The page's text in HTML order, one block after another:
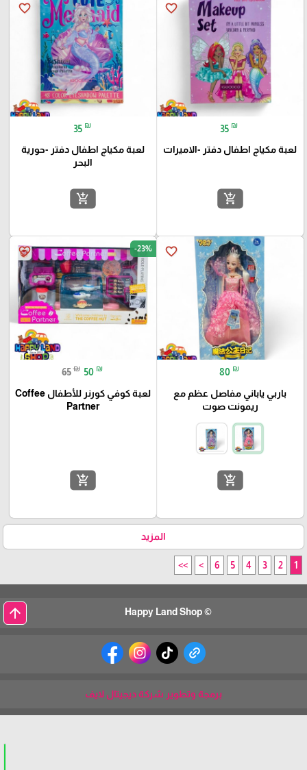
favorite_border
35 ₪
لعبة مكياج اطفال دفتر -الاميرات
add_shopping_cart
favorite_border
35 ₪
لعبة مكياج اطفال دفتر -حورية
البحر
add_shopping_cart
favorite_border
80 ₪
باربي ياباني مفاصل عظم مع
ريمونت صوت
add_shopping_cart
favorite_border -23%
65 ₪ 50 ₪
لعبة كوفي كورنر للأطفال Coffee
Partner
add_shopping_cart
المزيد
1
2
3
4
5
6
>
>>
© Happy Land Shop
arrow_upward
برمجة وتطوير شركة ديجيتال لايف